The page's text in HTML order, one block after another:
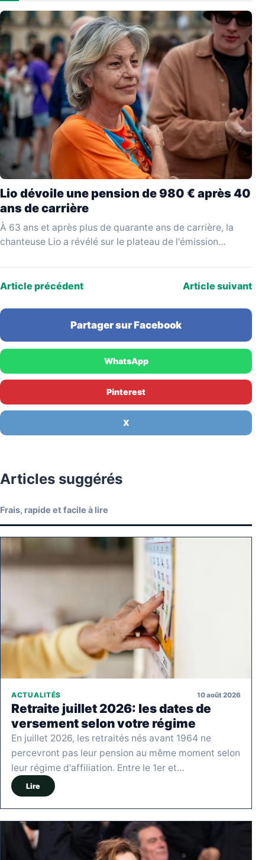
Lio dévoile une pension de 980 € après 40
ans de carrière
À 63 ans et après plus de quarante ans de carrière, la
chanteuse Lio a révélé sur le plateau de l'émission
Article précédent Article suivant
Partager sur Facebook
WhatsApp
Pinterest
X
Articles suggérés
Frais, rapide et facile à lire
ACTUALITÉS 10 août 2026
Retraite juillet 2026: les dates de
versement selon votre régime
En juillet 2026, les retraités nés avant 1964 ne
percevront pas leur pension au même moment selon
leur régime d'affiliation. Entre le 1er et…
Lire